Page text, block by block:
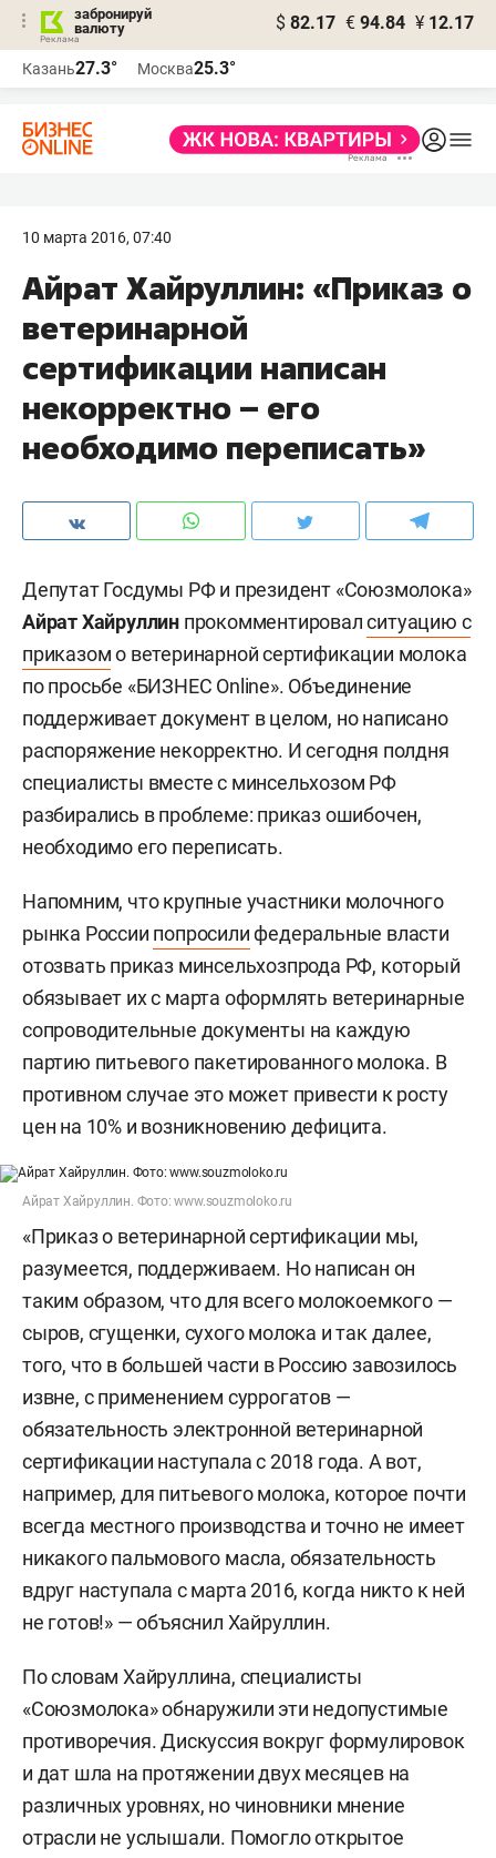
забронируй
валюту
$ 82.17 € 94.84 ¥ 12.17
Казань27.3° Москва25.3°
10 марта 2016, 07:40
Айрат Хайруллин: «Приказ о
ветеринарной
сертификации написан
некорректно – его
необходимо переписать»
Депутат Госдумы РФ и президент «Союзмолока»
Айрат Хайруллин прокомментировалситуацию с
приказомо ветеринарной сертификации молока
по просьбе «БИЗНЕС Online». Объединение
поддерживает документ в целом, но написано
распоряжение некорректно. И сегодня полдня
специалисты вместе с минсельхозом РФ
разбирались в проблеме: приказ ошибочен,
необходимо его переписать.
Напомним, что крупные участники молочного
рынка России попросили федеральные власти
отозвать приказ минсельхозпрода РФ, который
обязывает их с марта оформлять ветеринарные
сопроводительные документы на каждую
партию питьевого пакетированного молока. В
противном случае это может привести к росту
цен на 10% и возникновению дефицита.
Айрат Хайруллин. Фото: www.souzmoloko.ru
«Приказ о ветеринарной сертификации мы,
разумеется, поддерживаем. Но написан он
таким образом, что для всего молокоемкого —
сыров, сгущенки, сухого молока и так далее,
того, что в большей части в Россию завозилось
извне, с применением суррогатов —
обязательность электронной ветеринарной
сертификации наступала с 2018 года. А вот,
например, для питьевого молока, которое почти
всегда местного производства и точно не имеет
никакого пальмового масла, обязательность
вдруг наступала с марта 2016, когда никто к ней
не готов!» — объяснил Хайруллин.
По словам Хайруллина, специалисты
«Союзмолока» обнаружили эти недопустимые
противоречия. Дискуссия вокруг формулировок
и дат шла на протяжении двух месяцев на
различных уровнях, но чиновники мнение
отрасли не услышали. Помогло открытое